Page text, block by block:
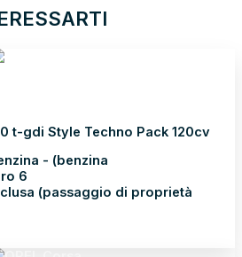
t-gdi Style Techno Pack 120cv
- (benzina
6
(passaggio di proprietà